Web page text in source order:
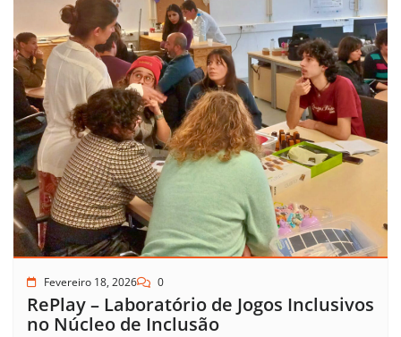
Fevereiro 18, 2026 0
RePlay – Laboratório de Jogos Inclusivos
no Núcleo de Inclusão